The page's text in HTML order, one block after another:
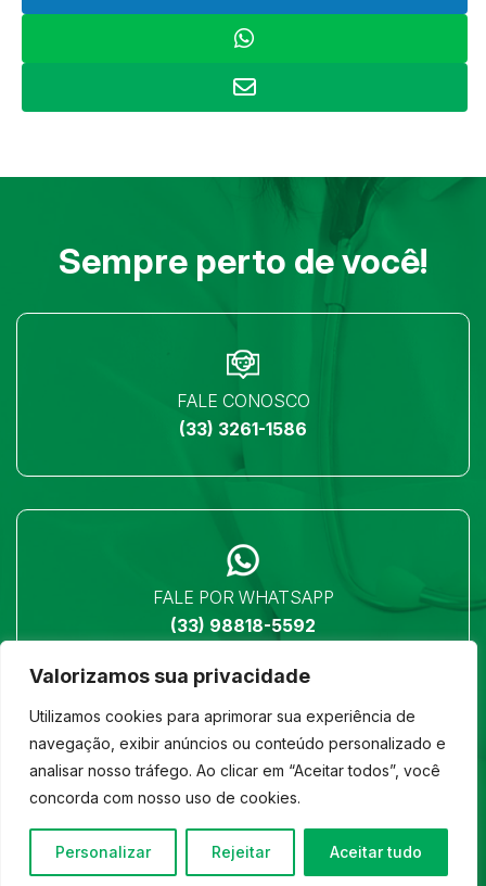
Valorizamos sua privacidade
Utilizamos cookies para aprimorar sua experiência de
navegação, exibir anúncios ou conteúdo personalizado e
analisar nosso tráfego. Ao clicar em “Aceitar todos”, você
concorda com nosso uso de cookies.
Personalizar Rejeitar Aceitar tudo
Sempre perto de você!
FALE CONOSCO
(33) 3261-1586
FALE POR WHATSAPP
(33) 98818-5592
LOCALIZAÇÃO